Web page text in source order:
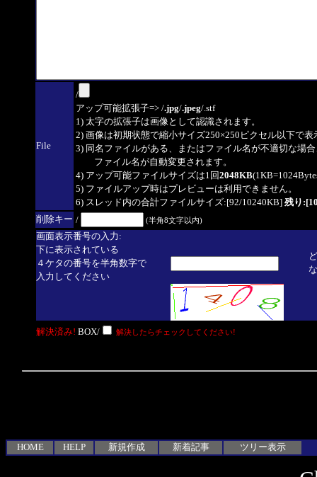
File
/
アップ可能拡張子=> /.jpg/.jpeg/.stf
1) 太字の拡張子は画像として認識されます。
2) 画像は初期状態で縮小サイズ250×250ピクセル以下で表
3) 同名ファイルがある、またはファイル名が不適切な場
ファイル名が自動変更されます。
4) アップ可能ファイルサイズは1回2048KB
5) ファイルアップ時はプレビューは利用できません。
6) スレッド内の合計ファイルサイズ:[92/10240KB] 残り
削除キー / (半角8文字以内)
画面表示番号の入力:
下に表示されている
４ケタの番号を半角数字で
入力してください
解決済み! BOX/ 解決したらチェックしてください!
HOME HELP 新規作成 新着記事 ツリー表示